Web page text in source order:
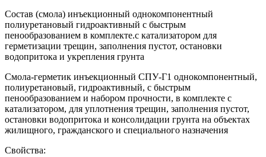
Состав (смола) инъекционный однокомпонентный
полиуретановый гидроактивный с быстрым
пенообразованием в комплекте.с катализатором для
герметизации трещин, заполнения пустот, остановки
водопритока и укрепления грунта
Смола-герметик инъекционный СПУ-Г1 однокомпонентный,
полиуретановый, гидроактивный, с быстрым
пенообразованием и набором прочности, в комплекте с
катализатором, для уплотнения трещин, заполнения пустот,
остановки водопритока и консолидации грунта на объектах
жилищного, гражданского и специального назначения
Свойства: